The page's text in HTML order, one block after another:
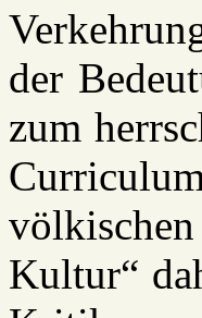
der
zum
Kultur“